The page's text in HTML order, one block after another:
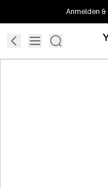
Anmelden &